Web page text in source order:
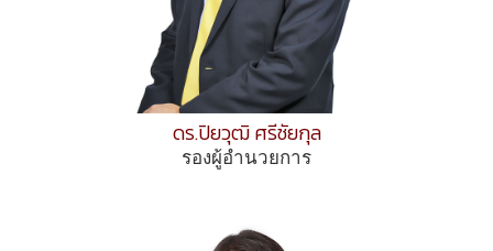
ดร.ปิยวุฒิ ศรีชัยกุล
รองผู้อำนวยการ